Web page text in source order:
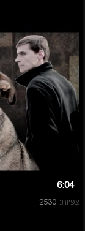
6:04
צפיות: 2530